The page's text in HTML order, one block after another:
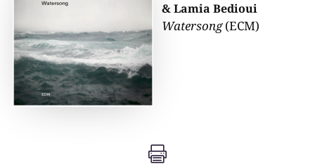
& Lamia Bedioui
Watersong(ECM)
